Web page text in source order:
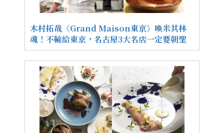
木村拓哉《Grand Maison東京》喚米其林
魂！不輸給東京，名古屋3大名店一定要朝聖